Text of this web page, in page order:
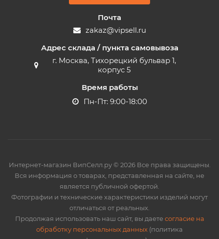
Почта
zakaz@vipsell.ru
Адрес склада / пункта самовывоза
г. Москва, Тихорецкий бульвар 1,
корпус 5
Время работы
Пн-Пт: 9:00-18:00
Интернет-магазин ВипСелл.ру © 2026 Все права защищены.
Вся информация о товарах, представленная на сайте, не
является публичной офертой.
Фотографии и технические характеристики изделий могут
отличаться от реальных.
Продолжая использовать наш сайт, вы даетесогласие на
обработку персональных данных (политика